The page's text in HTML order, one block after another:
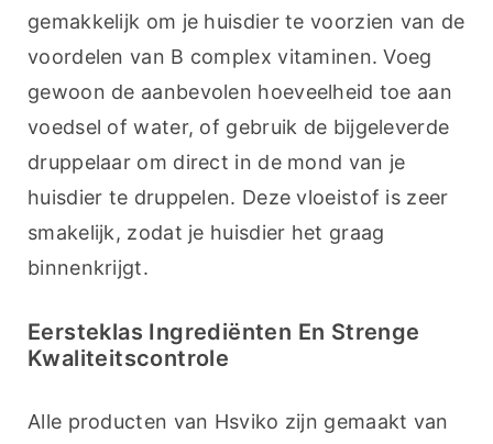
gemakkelijk om je huisdier te voorzien van de
voordelen van B complex vitaminen. Voeg
gewoon de aanbevolen hoeveelheid toe aan
voedsel of water, of gebruik de bijgeleverde
druppelaar om direct in de mond van je
huisdier te druppelen. Deze vloeistof is zeer
smakelijk, zodat je huisdier het graag
binnenkrijgt.
Eersteklas Ingrediënten En Strenge
Kwaliteitscontrole
Alle producten van Hsviko zijn gemaakt van